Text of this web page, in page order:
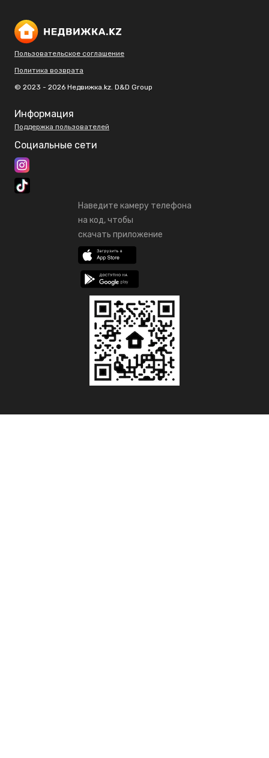
Пользовательское соглашение
Политика возврата
© 2023 - 2026 Недвижка.kz. D&D Group
Информация
Поддержка пользователей
Социальные сети
Наведите камеру телефона
на код, чтобы
скачать приложение